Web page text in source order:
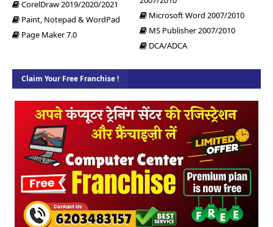
CorelDraw 2019/2020/2021
Microsoft Word 2007/2010
Paint, Notepad & WordPad
MS Publisher 2007/2010
Page Maker 7.0
DCA/ADCA
Claim Your Free Franchise !